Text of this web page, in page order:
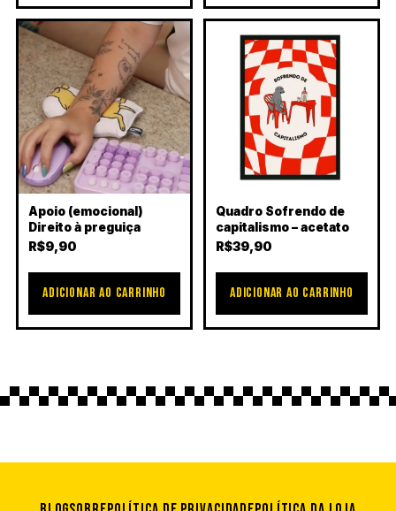
Apoio (emocional)
Direito à preguiça
R$9,90
ADICIONAR AO CARRINHO
Quadro Sofrendo de
capitalismo – acetato
R$39,90
ADICIONAR AO CARRINHO